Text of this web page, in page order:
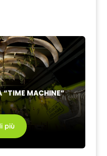
“TIME MACHINE”
più